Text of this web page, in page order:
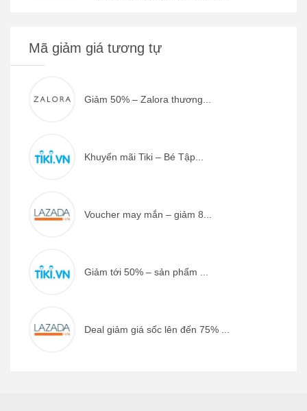
Mã giảm giá tương tự
Giảm 50% – Zalora thương...
Khuyến mãi Tiki – Bé Tập...
Voucher may mắn – giảm 8...
Giảm tới 50% – sản phẩm ...
Deal giảm giá sốc lên đến 75% ...